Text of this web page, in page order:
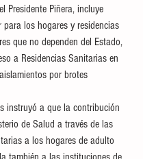
Presidente Piñera, incluye
para los hogares y residencias
que no dependen del Estado,
a Residencias Sanitarias en
por brotes
instruyó a que la contribución
de Salud a través de las
a los hogares de adulto